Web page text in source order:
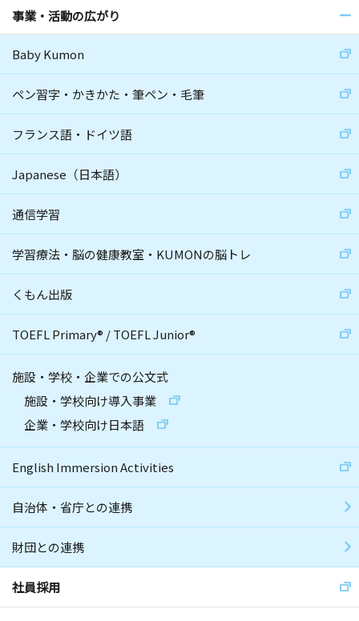
事業・活動の広がり
Baby Kumon
ペン習字・かきかた・筆ペン・毛筆
フランス語・ドイツ語
Japanese（日本語）
通信学習
学習療法・脳の健康教室・KUMONの脳トレ
くもん出版
TOEFL Primary® /TOEFL Junior®
施設・学校・企業での公文式
施設・学校向け導入事業
企業・学校向け日本語
English Immersion Activities
自治体・省庁との連携
財団との連携
社員採用